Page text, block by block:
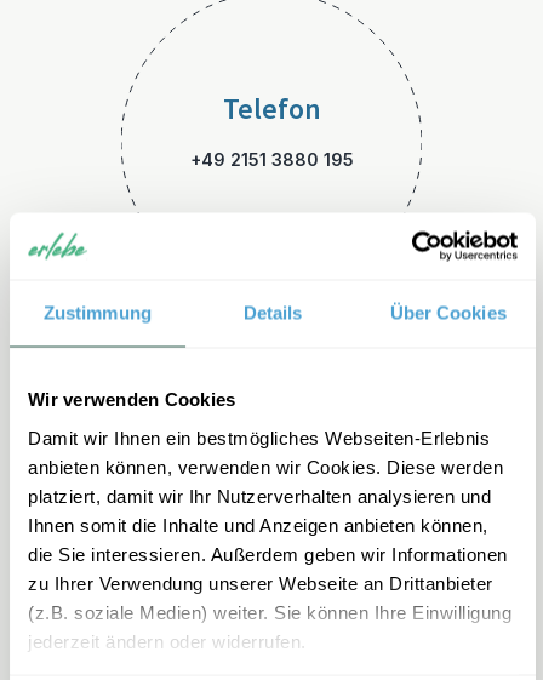
Zustimmung Details Über Cookies
Wir verwenden Cookies
Damit wir Ihnen ein bestmögliches Webseiten-Erlebnis
anbieten können, verwenden wir Cookies. Diese werden
platziert, damit wir Ihr Nutzerverhalten analysieren und
Ihnen somit die Inhalte und Anzeigen anbieten können,
die Sie interessieren. Außerdem geben wir Informationen
zu Ihrer Verwendung unserer Webseite an Drittanbieter
(z.B. soziale Medien) weiter. Sie können Ihre Einwilligung
jederzeit ändern oder widerrufen.
Telefon
+49 2151 3880 195
E-Mail
griechenland-familienreisen
@erlebe.de